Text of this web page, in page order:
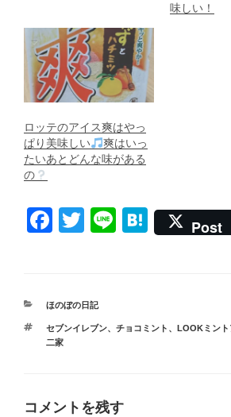
味しい！
ロッテのアイス爽はやっ
ぱり美味しい
爽はいっ
たいあとどんな味がある
の
F
e
b
o
k
T
er
Li
H
a
Post
カ
ゴ
リ
ほのぼの日記
タ
グ
セブンイレブン、 チョコミント 、 LOOKミント
二家
コメントを残す